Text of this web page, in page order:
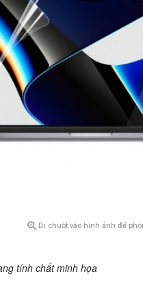
 Di chuột vào hình ảnh để
tính chất minh họa